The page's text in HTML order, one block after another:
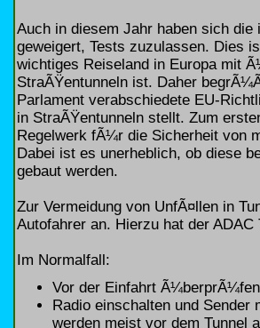
Auch in diesem Jahr haben sich die
geweigert, Tests zuzulassen. Dies
wichtiges Reiseland in Europa mit
StraÃŸentunneln ist. Daher
Parlament verabschiedete EU-
in StraÃŸentunneln stellt. Zum
Regelwerk fÃ¼r die Sicherheit von
Dabei ist es unerheblich, ob diese
gebaut werden.
Zur Vermeidung von UnfÃ¤llen in
Autofahrer an. Hierzu hat der
Im Normalfall:
Vor der Einfahrt
Radio einschalten und Sender
werden meist vor dem Tunnel